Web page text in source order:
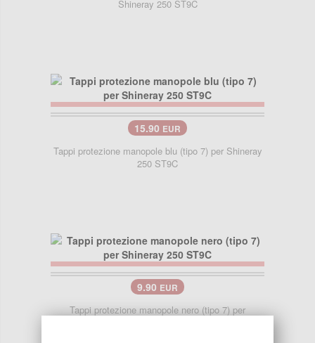
Shineray 250 ST9C
15.90 EUR
Tappi protezione manopole blu (tipo 7) per Shineray
250 ST9C
9.90 EUR
Tappi protezione manopole nero (tipo 7) per